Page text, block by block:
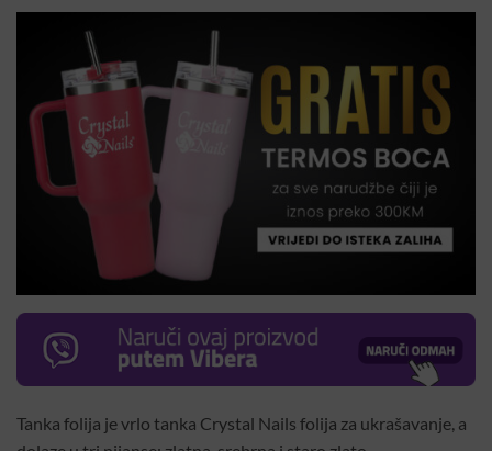
Tanka folija je vrlo tanka Crystal Nails folija za ukrašavanje, a